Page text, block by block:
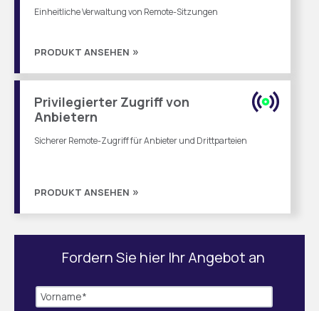
Einheitliche Verwaltung von Remote-Sitzungen
PRODUKT ANSEHEN
Privilegierter Zugriff von
Anbietern
Sicherer Remote-Zugriff für Anbieter und Drittparteien
PRODUKT ANSEHEN
Fordern Sie hier Ihr Angebot an